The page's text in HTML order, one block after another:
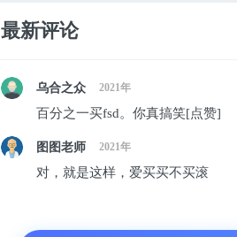
最新评论
乌合之众 2021年
百分之一买fsd。你真搞笑[点赞]
图图老师 2021年
对，就是这样，爱买买不买滚